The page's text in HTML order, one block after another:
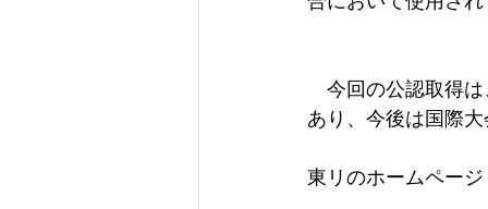
今回の公認取得は
あり、今後は国際
東リのホームページ